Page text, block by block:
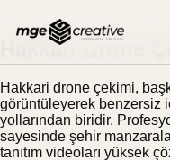
Hakkari Drone
Hakkari drone çekimi,
görüntüleyerek benzersiz
yollarından biridir.
sayesinde şehir
tanıtım videoları yüksek